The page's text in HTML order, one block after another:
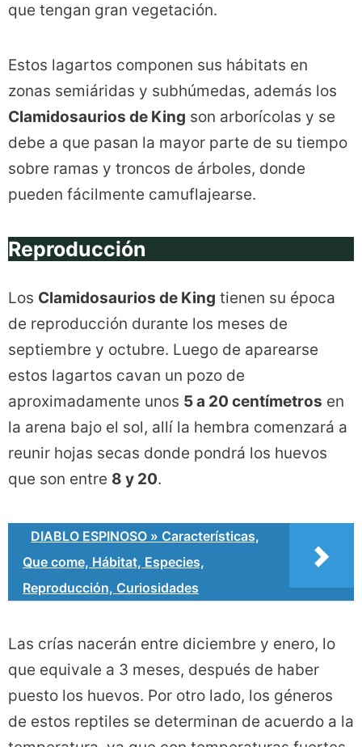
que tengan gran vegetación.
Estos lagartos componen sus hábitats en
zonas semiáridas y subhúmedas, además los
Clamidosaurios de King son arborícolas y se
debe a que pasan la mayor parte de su tiempo
sobre ramas y troncos de árboles, donde
pueden fácilmente camuflajearse.
Reproducción
Los Clamidosaurios de King tienen su época
de reproducción durante los meses de
septiembre y octubre. Luego de aparearse
estos lagartos cavan un pozo de
aproximadamente unos 5 a 20 centímetros en
la arena bajo el sol, allí la hembra comenzará a
reunir hojas secas donde pondrá los huevos
que son entre 8 y 20.
DIABLO ESPINOSO » Características,
Que come, Hábitat, Especies,
Reproducción, Curiosidades
Las crías nacerán entre diciembre y enero, lo
que equivale a 3 meses, después de haber
puesto los huevos. Por otro lado, los géneros
de estos reptiles se determinan de acuerdo a la